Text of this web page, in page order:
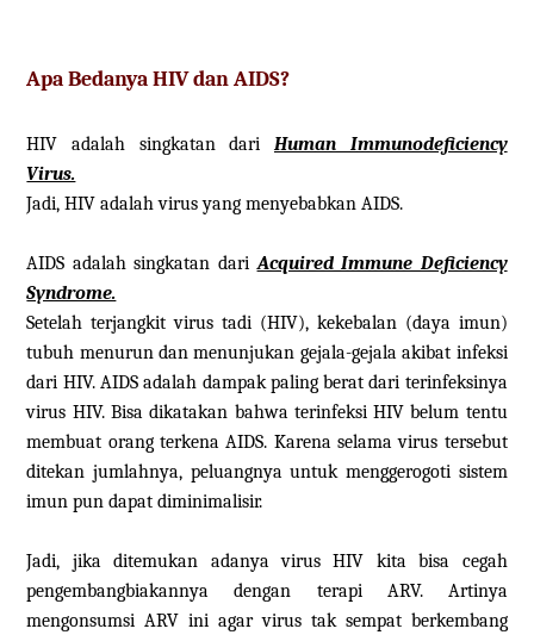
Apa Bedanya HIV dan AIDS?
HIV adalah singkatan dari Human Immunodeficiency
Virus.
Jadi, HIV adalah virus yang menyebabkan AIDS.
AIDS adalah singkatan dariAcquired Immune Deficiency
Syndrome.
Setelah terjangkit virus tadi (HIV), kekebalan (daya imun)
tubuh menurun dan menunjukan gejala-gejala akibat infeksi
dari HIV. AIDS adalah dampak paling berat dari terinfeksinya
virus HIV. Bisa dikatakan bahwa terinfeksi HIV belum tentu
membuat orang terkena AIDS. Karena selama virus tersebut
ditekan jumlahnya, peluangnya untuk menggerogoti sistem
imun pun dapat diminimalisir.
Jadi, jika ditemukan adanya virus HIV kita bisa cegah
pengembangbiakannya dengan terapi ARV. Artinya
mengonsumsi ARV ini agar virus tak sempat berkembang